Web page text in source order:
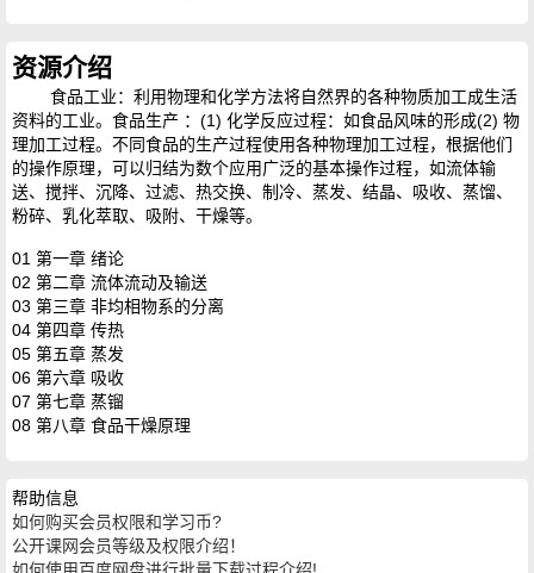
资源介绍
食品工业：利用物理和化学方法将自然界的各种物质加工成生活
资料的工业。食品生产 ：(1) 化学反应过程：如食品风味的形成(2) 物
理加工过程。不同食品的生产过程使用各种物理加工过程，根据他们
的操作原理，可以归结为数个应用广泛的基本操作过程，如流体输
送、搅拌、沉降、过滤、热交换、制冷、蒸发、结晶、吸收、蒸馏、
粉碎、乳化萃取、吸附、干燥等。
01 第一章 绪论
02 第二章 流体流动及输送
03 第三章 非均相物系的分离
04 第四章 传热
05 第五章 蒸发
06 第六章 吸收
07 第七章 蒸镏
08 第八章 食品干燥原理
帮助信息
如何购买会员权限和学习币?
公开课网会员等级及权限介绍！